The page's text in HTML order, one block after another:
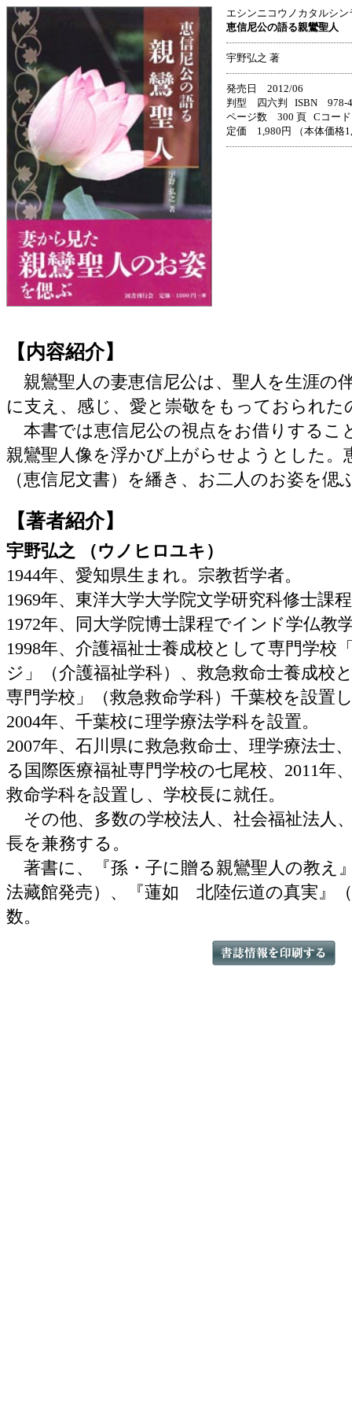
エシンニコウノカタルシ
恵信尼公の語る親鸞聖人
宇野弘之 著
発売日 2012/06
判型 四六判 ISBN 978-
ページ数 300 頁 Cコー
定価 1,980円 （本体価格
【内容紹介】
親鸞聖人の妻恵信尼公は、聖人を生涯の
に支え、感じ、愛と崇敬をもっておられた
本書では恵信尼公の視点をお借りするこ
親鸞聖人像を浮かび上がらせようとした。
（恵信尼文書）を繙き、お二人のお姿を偲
【著者紹介】
宇野弘之 （ウノヒロユキ）
1944年、愛知県生まれ。宗教哲学者。
1969年、東洋大学大学院文学研究科修士課
1972年、同大学院博士課程でインド学仏教
1998年、介護福祉士養成校として専門学校
ジ」（介護福祉学科）、救急救命士養成校
専門学校」（救急救命学科）千葉校を設置
2004年、千葉校に理学療法学科を設置。
2007年、石川県に救急救命士、理学療法士
る国際医療福祉専門学校の七尾校、2011年
救命学科を設置し、学校長に就任。
その他、多数の学校法人、社会福祉法人
長を兼務する。
著書に、『孫・子に贈る親鸞聖人の教え
法藏館発売）、『蓮如 北陸伝道の真実』
数。